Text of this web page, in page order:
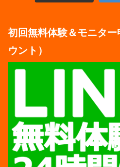
初回無料体験＆モニタ
ウント）